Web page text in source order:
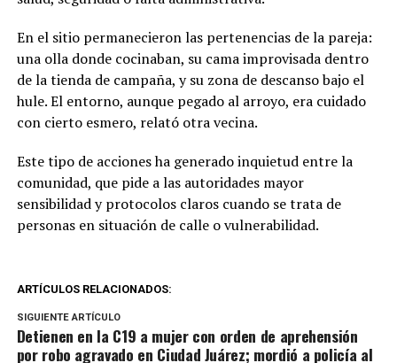
En el sitio permanecieron las pertenencias de la pareja:
una olla donde cocinaban, su cama improvisada dentro
de la tienda de campaña, y su zona de descanso bajo el
hule. El entorno, aunque pegado al arroyo, era cuidado
con cierto esmero, relató otra vecina.
Este tipo de acciones ha generado inquietud entre la
comunidad, que pide a las autoridades mayor
sensibilidad y protocolos claros cuando se trata de
personas en situación de calle o vulnerabilidad.
ARTÍCULOS RELACIONADOS:
SIGUIENTE ARTÍCULO
Detienen en la C19 a mujer con orden de aprehensión
por robo agravado en Ciudad Juárez; mordió a policía al